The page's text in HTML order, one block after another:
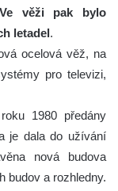
Ve věži pak bylo
letadel .
ocelová věž, na
pro televizi,
1980 předány
je dala do užívání
nová budova
budov a rozhledny.